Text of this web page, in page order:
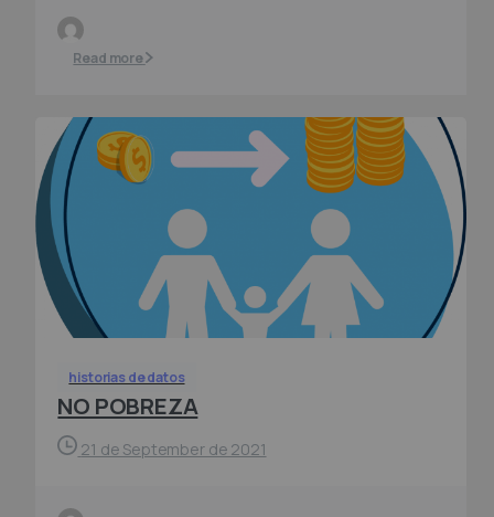
Read more
historias de datos
NO POBREZA
21 de September de 2021